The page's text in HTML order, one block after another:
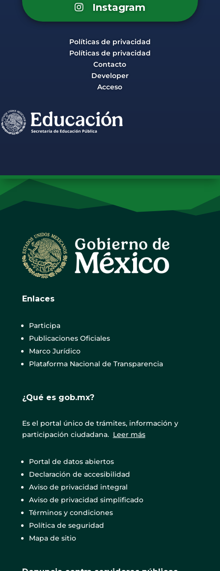
Instagram
Políticas de privacidad
Políticas de privacidad
Contacto
Developer
Acceso
Enlaces
Participa
Publicaciones Oficiales
Marco Jurídico
Plataforma Nacional de Transparencia
¿Qué es gob.mx?
Es el portal único de trámites, información y
participación ciudadana. Leer más
Portal de datos abiertos
Declaración de accesibilidad
Aviso de privacidad integral
Aviso de privacidad simplificado
Términos y condiciones
Política de seguridad
Mapa de sitio